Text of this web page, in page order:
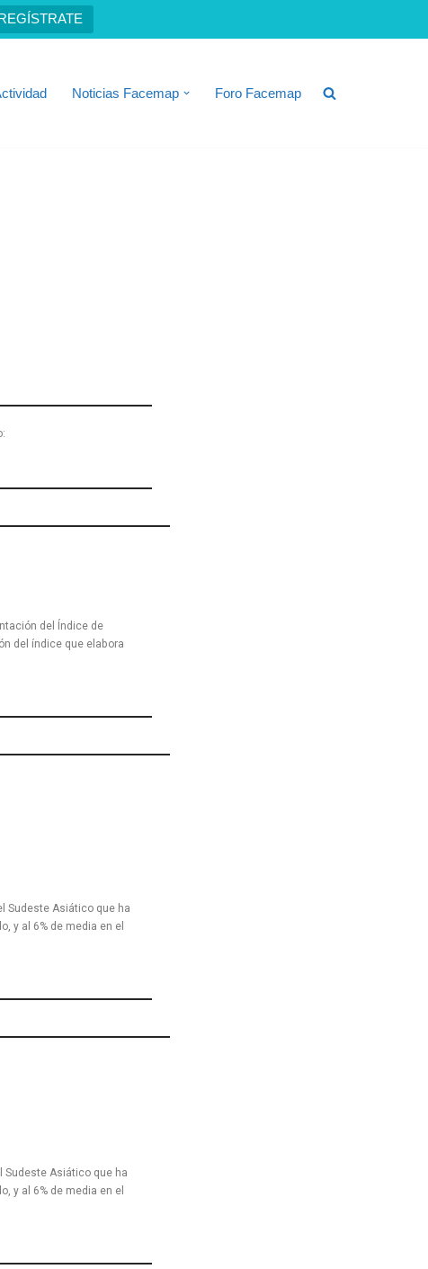
Noticias Facemap Foro Facemap
del Índice de
del índice que elabora
Sudeste Asiático que ha
y al 6% de media en el
Sudeste Asiático que ha
y al 6% de media en el